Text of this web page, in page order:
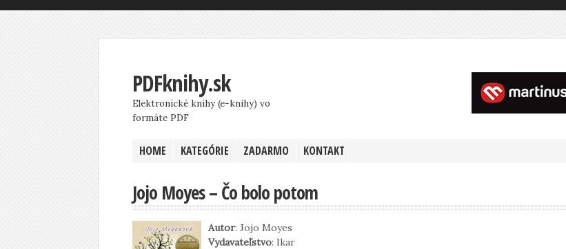
PDFknihy.sk
Elektronické knihy (e-knihy) vo
formáte PDF
HOME KATEGÓRIE ZADARMO KONTAKT
Jojo Moyes – Čo bolo potom
Autor: Jojo Moyes
Vydavateľstvo: Ikar